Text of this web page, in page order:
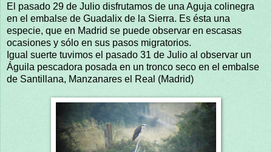
El pasado 29 de Julio disfrutamos de una Aguja colinegra
en el embalse de Guadalix de la Sierra. Es ésta una
especie, que en Madrid se puede observar en escasas
ocasiones y sólo en sus pasos migratorios.
Igual suerte tuvimos el pasado 31 de Julio al observar un
Águila pescadora posada en un tronco seco en el embalse
de Santillana, Manzanares el Real (Madrid)